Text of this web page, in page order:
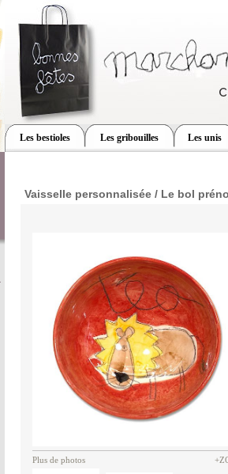
Les bestioles Les gribouilles Les unis
Vaisselle personnalisée / Le bol
Plus de photos